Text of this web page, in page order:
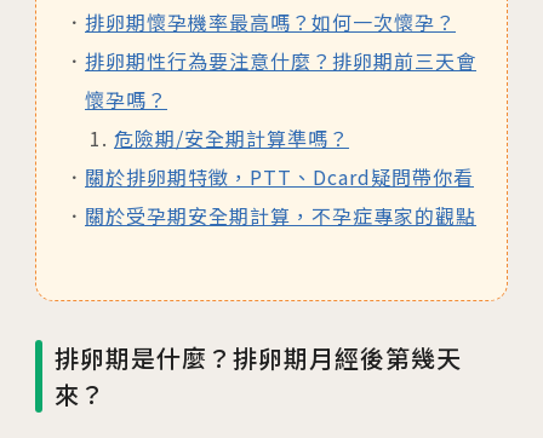
排卵期懷孕機率最高嗎？如何一次懷孕？
排卵期性行為要注意什麼？排卵期前三天會
懷孕嗎？
危險期/安全期計算準嗎？
關於排卵期特徵，PTT、Dcard疑問帶你看
關於受孕期安全期計算，不孕症專家的觀點
排卵期是什麼？排卵期月經後第幾天
來？